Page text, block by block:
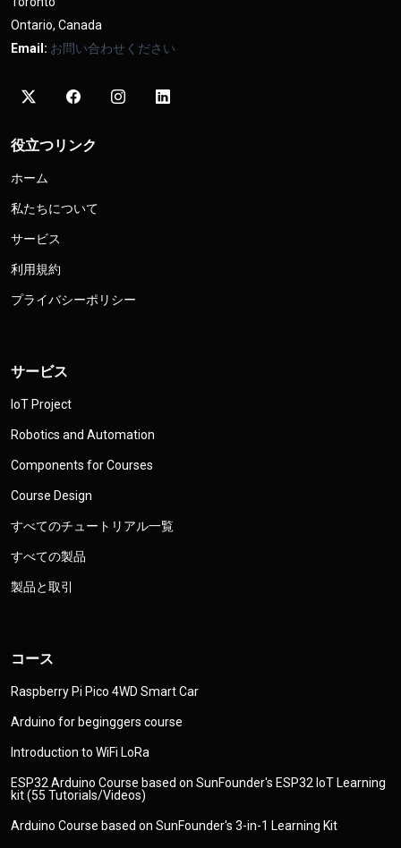
Ontario, Canada
Email: お問い合わせください
役立つリンク
ホーム
私たちについて
サービス
利用規約
プライバシーポリシー
サービス
IoT Project
Robotics and Automation
Components for Courses
Course Design
すべてのチュートリアル一覧
すべての製品
製品と取引
コース
Raspberry Pi Pico 4WD Smart Car
Arduino for beginggers course
Introduction to WiFi LoRa
ESP32 Arduino Course based on SunFounder's ESP32 IoT Learning
kit (55 Tutorials/Videos)
Arduino Course based on SunFounder's 3-in-1 Learning Kit